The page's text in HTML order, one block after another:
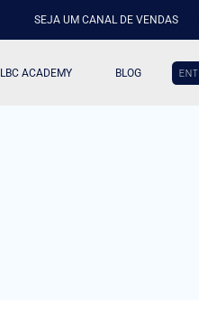
SEJA UM CANAL DE VENDAS
LBC ACADEMY BLOG